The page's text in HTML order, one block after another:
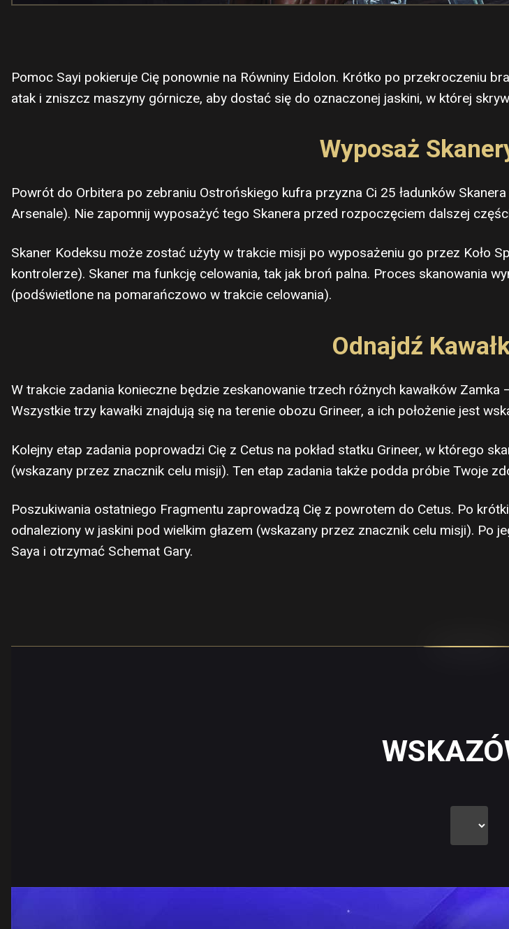
Pomoc Sayi pokieruje Cię ponownie na Równiny Eidolon. Krótko po przekroczeniu
atak i zniszcz maszyny górnicze, aby dostać się do oznaczonej jaskini, w której
Wyposaż
Powrót do Orbitera po zebraniu Ostrońskiego kufra przyzna Ci 25 ładunków
Arsenale). Nie zapomnij wyposażyć tego Skanera przed rozpoczęciem dalszej
Skaner Kodeksu może zostać użyty w trakcie misji po wyposażeniu go przez Koło
kontrolerze). Skaner ma funkcję celowania, tak jak broń palna. Proces skanowania
(podświetlone na pomarańczowo w trakcie celowania).
Odnajdź
W trakcie zadania konieczne będzie zeskanowanie trzech różnych kawałków
Wszystkie trzy kawałki znajdują się na terenie obozu Grineer, a ich położenie jest
Kolejny etap zadania poprowadzi Cię z Cetus na pokład statku Grineer, w którego
(wskazany przez znacznik celu misji). Ten etap zadania także podda próbie Twoje
Poszukiwania ostatniego Fragmentu zaprowadzą Cię z powrotem do Cetus. Po
odnaleziony w jaskini pod wielkim głazem (wskazany przez znacznik celu misji). Po
Saya i otrzymać Schemat Gary.